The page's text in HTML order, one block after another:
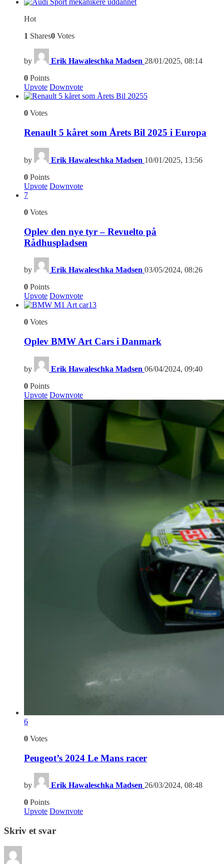
Hot
1 Shares0 Votes
by Erik Hawaleschka Madsen 28/01/2025, 08:14
0 Points
Upvote Downvote
5
0 Votes
Renault 5 kåret som Årets Bil 2025 i Europa
by Erik Hawaleschka Madsen 10/01/2025, 13:56
0 Points
Upvote Downvote
7
0 Votes
Oplev den nye tyr – Revuelto på
Rådhuspladsen
by Erik Hawaleschka Madsen 03/05/2024, 08:26
0 Points
Upvote Downvote
13
0 Votes
Oplev BMW Art Cars i Danmark
by Erik Hawaleschka Madsen 06/04/2024, 09:40
0 Points
Upvote Downvote
6
0 Votes
Peugeot’s 2024 Le Mans racer
by Erik Hawaleschka Madsen 26/03/2024, 08:48
0 Points
Upvote Downvote
Skriv et svar